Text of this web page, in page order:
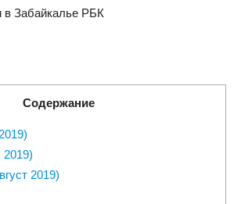
Забайкалье РБК
Содержание
2019)